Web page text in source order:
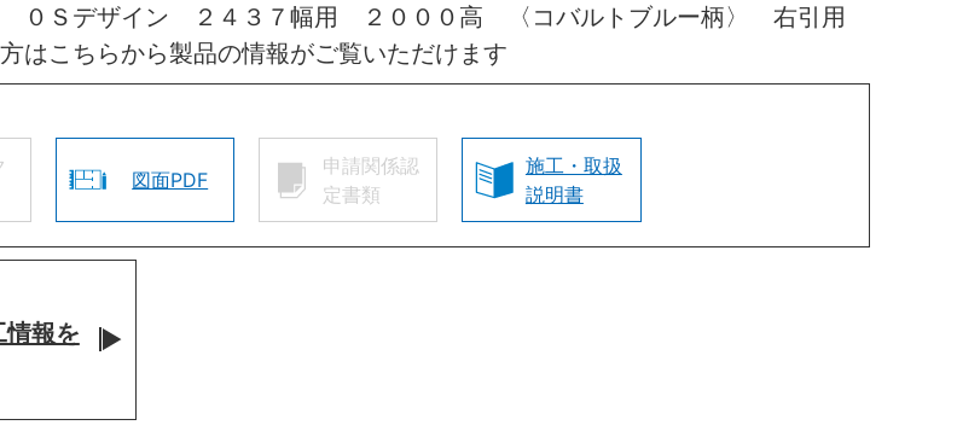
Ｓデザイン ２４３７幅用 ２０００高 〈コバルトブルー柄〉 右引用
こちらから製品の情報がご覧いただけます
図面PDF
申請関係認
定書類
施工・取扱
説明書
情報を